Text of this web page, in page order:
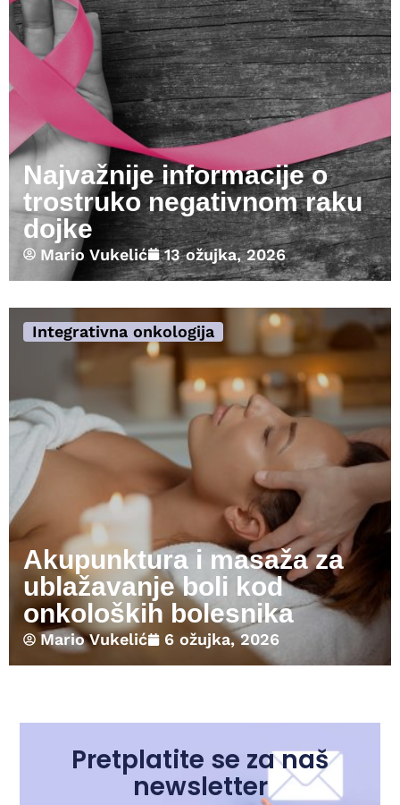
Najvažnije informacije o
trostruko negativnom raku
dojke
Mario Vukelić 13 ožujka, 2026
Integrativna onkologija
Akupunktura i masaža za
ublažavanje boli kod
onkoloških bolesnika
Mario Vukelić 6 ožujka, 2026
Pretplatite se za naš
newsletter